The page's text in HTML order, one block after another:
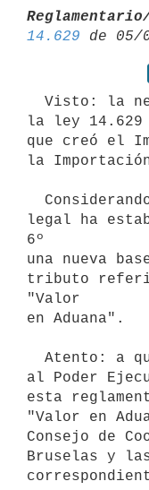
14.629
la ley 14.629
que creó el
la
legal ha
6º
una nueva
tributo
"Valor
en Aduana".
al Poder
esta
"Valor en
Consejo de
Bruselas y